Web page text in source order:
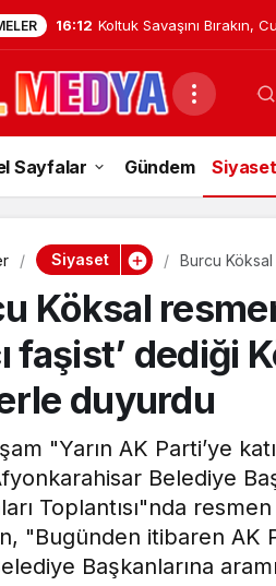
14:32 Kuşadası Belediyesi 3.
15 şüpheli gözaltına alındı!
Sayfalar Gündem Siyaset
Siyaset
Burcu Köksal
Köksal
faşist’ dediği
duyurdu
"Yarın AK Parti’ye
Belediye
Toplantısı"nda
"Bugünden itibaren AK
Başkanlarına